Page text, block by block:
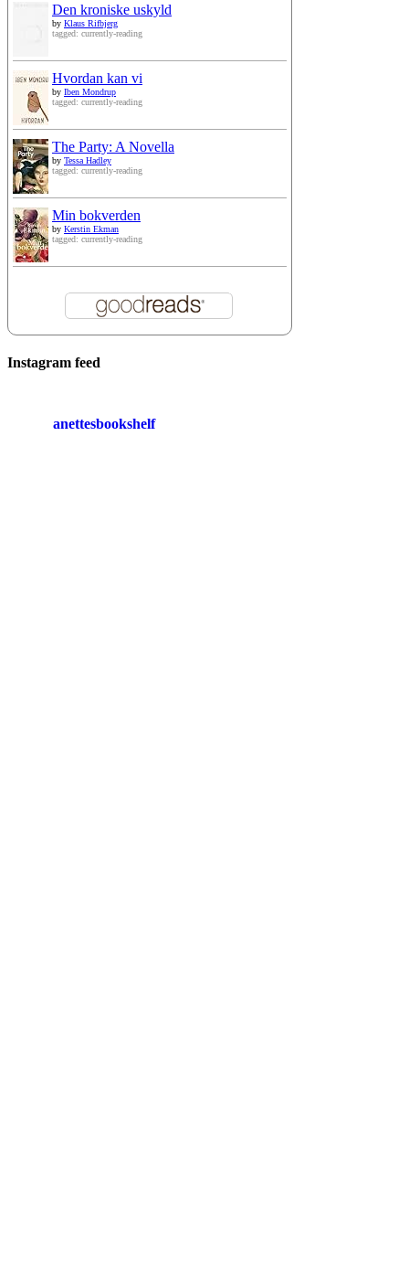
Den kroniske uskyld
by Klaus Rifbjerg
tagged: currently-reading
Hvordan kan vi
by Iben Mondrup
tagged: currently-reading
The Party: A Novella
by Tessa Hadley
tagged: currently-reading
Min bokverden
by Kerstin Ekman
tagged: currently-reading
Instagram feed
anettesbookshelf